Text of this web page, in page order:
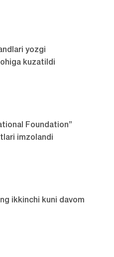
yozgi
kuzatildi
Foundation”
imzolandi
ikkinchi kuni davom